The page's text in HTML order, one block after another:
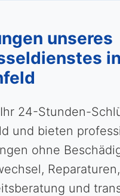
unseres
in
24-Stunden-
und bieten
ohne
Reparaturen,
und